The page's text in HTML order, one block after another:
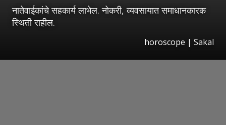
नातेवाईकांचे सहकार्य लाभेल. नोकरी, व्यवसायात समाधानकारक
स्थिती राहील.
horoscope | Sakal